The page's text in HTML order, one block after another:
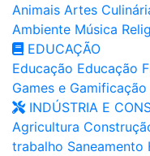
Animais Artes
Ambiente Música
EDUCAÇÃO
Educação Educação
Games e
INDÚSTRIA E
Agricultura
trabalho Saneamento